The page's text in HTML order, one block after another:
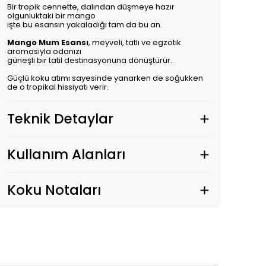
Bir tropik cennette, dalından düşmeye hazır
olgunluktaki bir mango
işte bu esansın yakaladığı tam da bu an.
Mango Mum Esansı, meyveli, tatlı ve egzotik
aromasıyla odanızı
güneşli bir tatil destinasyonuna dönüştürür.
Güçlü koku atımı sayesinde yanarken de soğukken
de o tropikal hissiyatı verir.
Teknik Detaylar
Kullanım Alanları
Koku Notaları